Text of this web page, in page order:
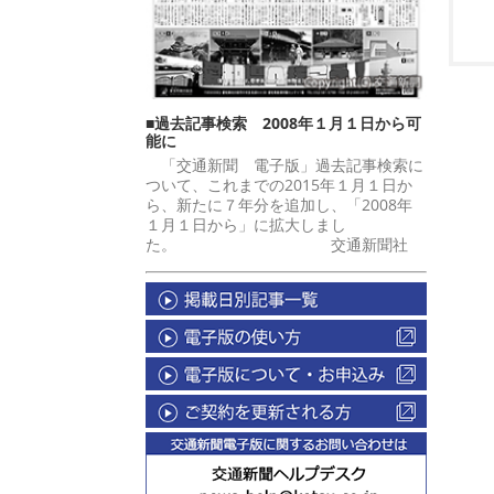
■過去記事検索 2008年１月１日から可
能に
「交通新聞 電子版」過去記事検索に
ついて、これまでの2015年１月１日か
ら、新たに７年分を追加し、「2008年
１月１日から」に拡大しまし
た。 交通新聞社